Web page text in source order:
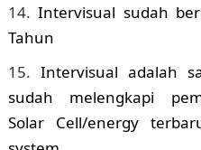
Intervisual sudah
Tahun
Intervisual adalah
sudah melengkapi
Solar Cell/energy